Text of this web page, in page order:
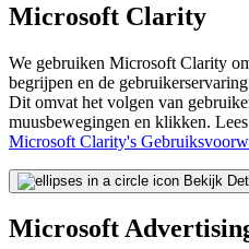
Microsoft Clarity
We gebruiken Microsoft Clarity
begrijpen en de
Dit omvat het volgen van
muusbewegingen en klikken.
Microsoft Clarity's
Bekijk
Microsoft